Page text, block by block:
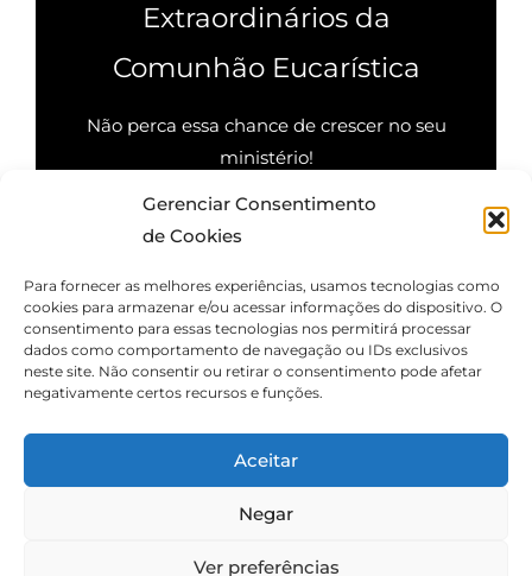
Gerenciar Consentimento
de Cookies
Para fornecer as melhores experiências, usamos tecnologias como
cookies para armazenar e/ou acessar informações do dispositivo. O
consentimento para essas tecnologias nos permitirá processar
dados como comportamento de navegação ou IDs exclusivos
neste site. Não consentir ou retirar o consentimento pode afetar
negativamente certos recursos e funções.
Aceitar
Negar
Ver preferências
Extraordinários da
Comunhão Eucarística
Não perca essa chance de crescer no seu
ministério!